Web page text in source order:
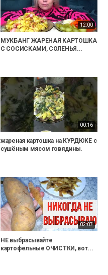
12:00
МУКБАНГ ЖАРЕНАЯ КАРТОШКА
С СОСИСКАМИ, СОЛЕНЬЯ...
00:16
жареная картошка на КУРДЮКЕ с
сушёным мясом говядины.
02:07
НЕ выбрасывайте
картофельные ОЧИСТКИ, вот...